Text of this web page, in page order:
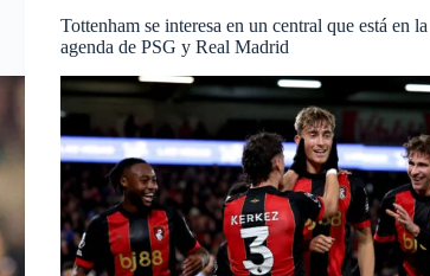
Tottenham se interesa en un central que está en la
agenda de PSG y Real Madrid